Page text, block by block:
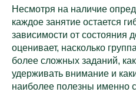
Несмотря на наличие
каждое занятие остается
зависимости от состояния
оценивает, насколько
более сложных заданий,
удерживать внимание и
наиболее полезны именно